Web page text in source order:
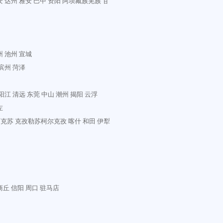
池州 宣城
州 菏泽
江 清远 东莞中山 潮州 揭阳 云浮
苏 克孜勒苏柯尔克孜喀什和田 伊犁
丘 信阳 周口 驻马店